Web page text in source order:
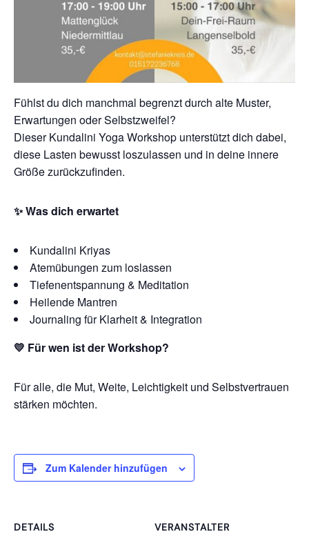
Fühlst du dich manchmal begrenzt durch alte Muster,
Erwartungen oder Selbstzweifel?
Dieser Kundalini Yoga Workshop unterstützt dich dabei,
diese Lasten bewusst loszulassen und in deine innere
Größe zurückzufinden.
✨ Was dich erwartet
Kundalini Kriyas
Atemübungen zum loslassen
Tiefenentspannung & Meditation
Heilende Mantren
Journaling für Klarheit & Integration
💛 Für wen ist der Workshop?
Für alle, die Mut, Weite, Leichtigkeit und Selbstvertrauen
stärken möchten.
Zum Kalender hinzufügen
DETAILS VERANSTALTER